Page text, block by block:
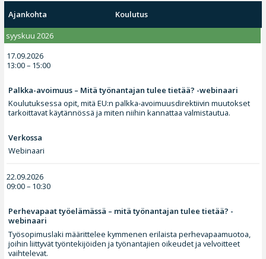
Ajankohta
Koulutus
syyskuu 2026
17.09.2026
13:00 – 15:00
Palkka-avoimuus – Mitä työnantajan tulee tietää? -webinaari
Koulutuksessa opit, mitä EU:n palkka-avoimuusdirektiivin muutokset
tarkoittavat käytännössä ja miten niihin kannattaa valmistautua.
Verkossa
Webinaari
22.09.2026
09:00 – 10:30
Perhevapaat työelämässä – mitä työnantajan tulee tietää? -
webinaari
Työsopimuslaki määrittelee kymmenen erilaista perhevapaamuotoa,
joihin liittyvät työntekijöiden ja työnantajien oikeudet ja velvoitteet
vaihtelevat.